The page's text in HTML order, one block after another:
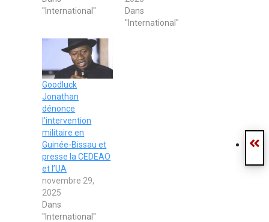
"International"
Dans
"International"
Goodluck
Jonathan
dénonce
l’intervention
militaire en
Guinée-Bissau et
presse la CEDEAO
et l’UA
novembre 29,
2025
Dans
"International"